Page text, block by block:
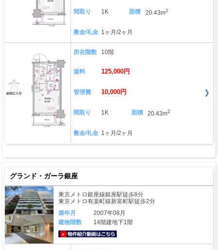
間取り 1K 面積 20.43m2
敷金/礼金 1ヶ月/2ヶ月
所在階数 10階
賃料 125,000円
管理費 10,000円
間取り 1K 面積 20.43m2
敷金/礼金 1ヶ月/2ヶ月
グランド・ガーラ銀座
東京メトロ銀座線銀座駅徒歩8分
東京メトロ有楽町線新富町駅徒歩2分
築年月
2007年08月
建物階数
14階建地下1階